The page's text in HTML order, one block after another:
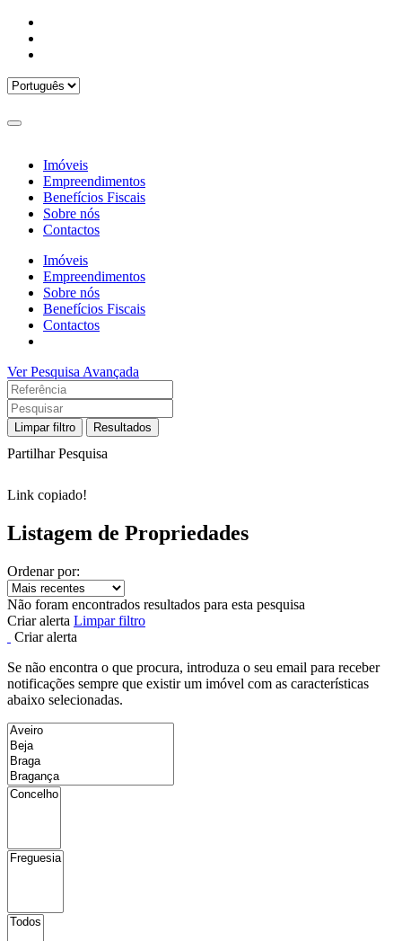
Imóveis
Empreendimentos
Benefícios Fiscais
Sobre nós
Contactos
Imóveis
Empreendimentos
Sobre nós
Benefícios Fiscais
Contactos
Ver Pesquisa Avançada
Limpar filtro Resultados
Partilhar Pesquisa
Link copiado!
Listagem de Propriedades
Ordenar por:
Não foram encontrados resultados para esta pesquisa
Criar alerta Limpar filtro
Criar alerta
Se não encontra o que procura, introduza o seu email para receber
notificações sempre que existir um imóvel com as características
abaixo selecionadas.